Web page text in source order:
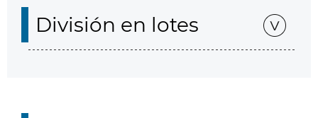
División en lotes